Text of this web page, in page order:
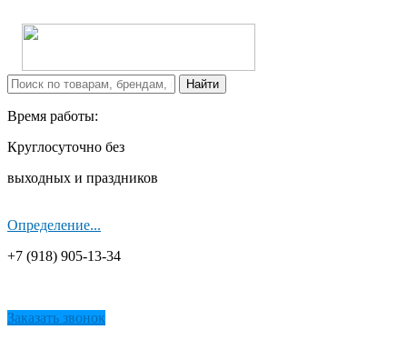
Время работы:
Круглосуточно без
выходных и праздников
Определение...
+7 (918) 905-13-34
Заказать звонок